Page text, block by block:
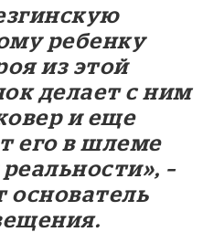
ребенку
из этой
делает с ним
и еще
его в шлеме
–
основатель